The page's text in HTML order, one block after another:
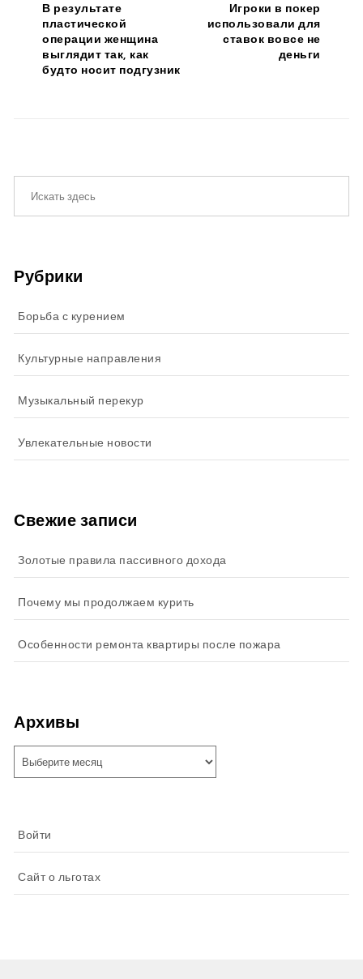
В результате
пластической
операции женщина
выглядит так, как
будто носит подгузник
Игроки в покер
использовали для
ставок вовсе не
деньги
Рубрики
Борьба с курением
Культурные направления
Музыкальный перекур
Увлекательные новости
Свежие записи
Золотые правила пассивного дохода
Почему мы продолжаем курить
Особенности ремонта квартиры после пожара
Архивы
Войти
Сайт о льготах